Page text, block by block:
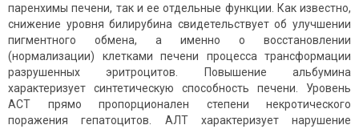
паренхимы печени, так и ее отдельные функции. Как известно,
снижение уровня билирубина свидетельствует об улучшении
пигментного обмена, а именно о восстановлении
(нормализации) клетками печени процесса трансформации
разрушенных эритроцитов. Повышение альбумина
характеризует синтетическую способность печени. Уровень
АСТ прямо пропорционален степени некротического
поражения гепатоцитов. АЛТ характеризует нарушение